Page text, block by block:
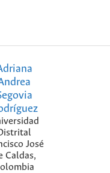
José
Caldas,